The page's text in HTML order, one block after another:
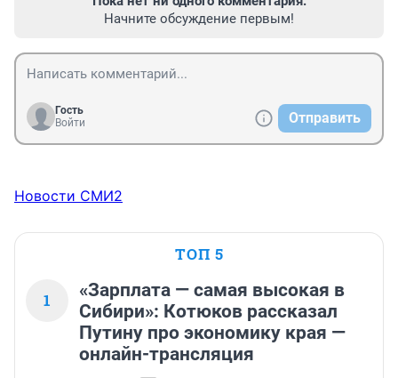
Начните обсуждение первым!
Гость
Войти
Отправить
Новости СМИ2
ТОП 5
1
«Зарплата — самая высокая в
Сибири»: Котюков рассказал
Путину про экономику края —
онлайн-трансляция